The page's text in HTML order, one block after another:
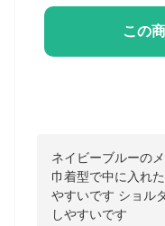
この
ネイビーブルーの
巾着型で中に入れ
やすいです ショル
しやすいです